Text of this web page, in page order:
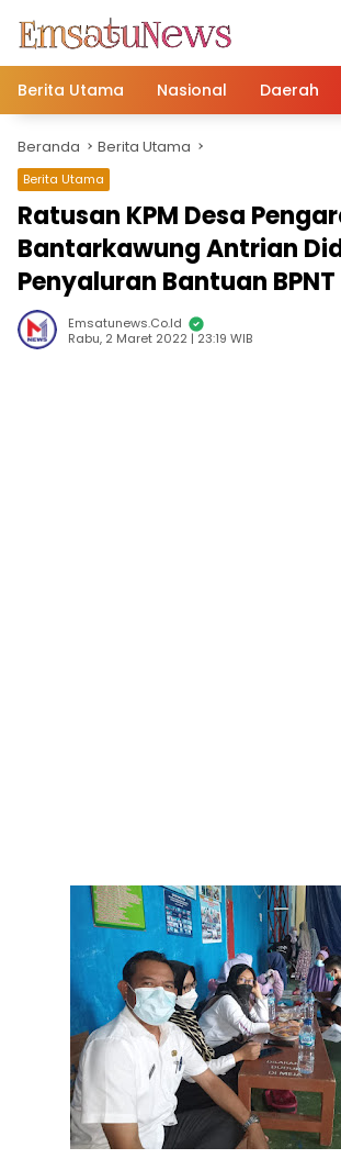
konten
Berita Utama
Nasional Daerah
Beranda Berita Utama
Berita Utama
Ratusan KPM Desa
Bantarkawung Antrian
Penyaluran Bantuan BPNT
Emsatunews.co.id
Rabu, 2 Maret 2022 | 23:19 WIB